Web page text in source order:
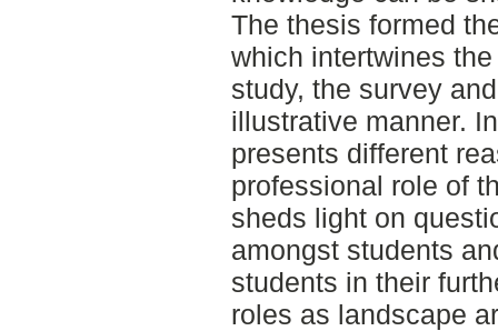
The thesis formed
which intertwines
study, the survey
illustrative manner.
presents different
professional role of
sheds light on
amongst students
students in their
roles as landscape